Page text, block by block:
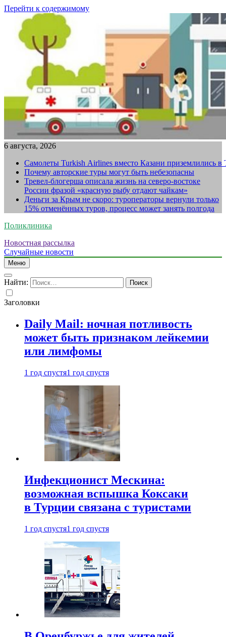
Перейти к содержимому
6 августа, 2026
Самолеты Turkish Airlines вместо Казани приземлились в
Почему авторские туры могут быть небезопасны
Тревел-блогерша описала жизнь на северо-востоке
России фразой «красную рыбу отдают чайкам»
Деньги за Крым не скоро: туроператоры вернули только
15% отменённых туров, процесс может занять полгода
Поликлиника
Новостная рассылка
Случайные новости
Меню
Найти:
Заголовки
Daily Mail: ночная потливость
может быть признаком лейкемии
или лимфомы
1 год спустя1 год спустя
Инфекционист Мескина:
возможная вспышка Коксаки
в Турции связана с туристами
1 год спустя1 год спустя